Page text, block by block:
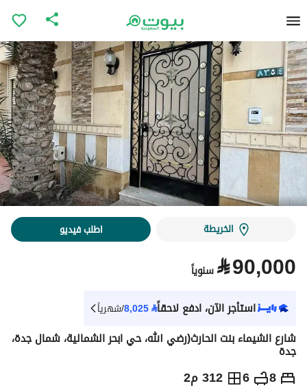
الخريطة اطلب فيديو
⃁90,000 سنوياً
استأجر الآن، ادفع لاحقاً⃁
8,025/شهرياً
شارع الشيماء بنت الحارث(رضي الله، حي ابحر الشمالية، شمال جدة،
جدة
8
6 312 م2 ⃁
90,000سنوياً